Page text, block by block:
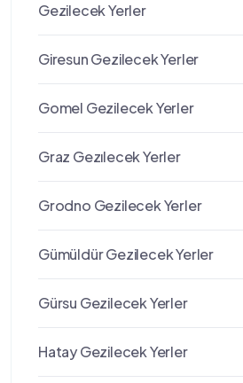
Gezilecek Yerler
Giresun Gezilecek Yerler
Gomel Gezilecek Yerler
Graz Gezılecek Yerler
Grodno Gezilecek Yerler
Gümüldür Gezilecek Yerler
Gürsu Gezilecek Yerler
Hatay Gezilecek Yerler